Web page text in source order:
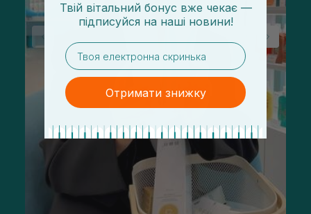
Твій вітальний бонус вже чекає —
підписуйся на наші новини!
email
Отримати знижку